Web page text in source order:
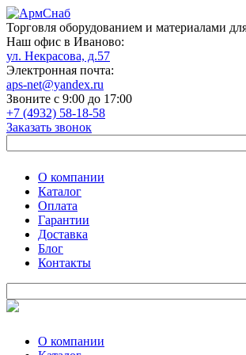
Торговля оборудованием и материалами
Наш офис в Иваново:
ул. Некрасова, д.57
Электронная почта:
aps-net@yandex.ru
Звоните с 9:00 до 17:00
+7 (4932) 58-18-58
Заказать звонок
О компании
Каталог
Оплата
Гарантии
Доставка
Блог
Контакты
О компании